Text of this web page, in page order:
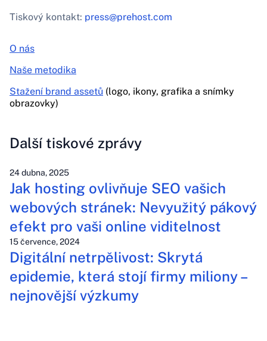
Tiskový kontakt: press@prehost.com
O nás
Naše metodika
Stažení brand assetů (logo, ikony, grafika a snímky
obrazovky)
Další tiskové zprávy
24 dubna, 2025
Jak hosting ovlivňuje SEO vašich
webových stránek: Nevyužitý pákový
efekt pro vaši online viditelnost
15 července, 2024
Digitální netrpělivost: Skrytá
epidemie, která stojí firmy miliony –
nejnovější výzkumy